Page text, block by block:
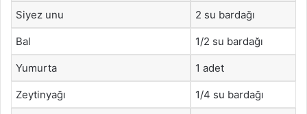
Siyez unu 2 su bardağı
Bal 1/2 su bardağı
Yumurta 1 adet
Zeytinyağı 1/4 su bardağı